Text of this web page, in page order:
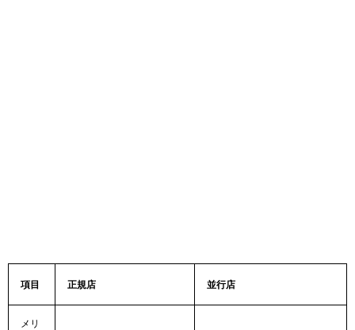
項目 正規店 並行店
メリ